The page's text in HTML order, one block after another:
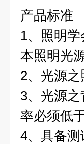
产品标准
1、照明
本照明光源
2、光源
3、光源
率必须低
4、具备